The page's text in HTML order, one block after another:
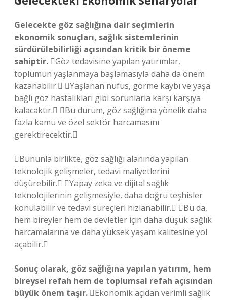
Gelecekte göz sağlığına dair seçimlerin
ekonomik sonuçları, sağlık sistemlerinin
sürdürülebilirliği açısından kritik bir öneme
sahiptir. Göz tedavisine yapılan yatırımlar,
toplumun yaşlanmaya başlamasıyla daha da önem
kazanabilir. Yaşlanan nüfus, görme kaybı ve yaşa
bağlı göz hastalıkları gibi sorunlarla karşı karşıya
kalacaktır. Bu durum, göz sağlığına yönelik daha
fazla kamu ve özel sektör harcamasını
gerektirecektir.
Bununla birlikte, göz sağlığı alanında yapılan
teknolojik gelişmeler, tedavi maliyetlerini
düşürebilir. Yapay zeka ve dijital sağlık
teknolojilerinin gelişmesiyle, daha doğru teşhisler
konulabilir ve tedavi süreçleri hızlanabilir. Bu da,
hem bireyler hem de devletler için daha düşük sağlık
harcamalarına ve daha yüksek yaşam kalitesine yol
açabilir.
Sonuç olarak, göz sağlığına yapılan yatırım, hem
bireysel refah hem de toplumsal refah açısından
büyük önem taşır. Ekonomik açıdan verimli sağlık